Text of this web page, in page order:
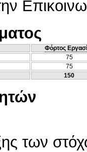
Φόρτος
75
75
150
των